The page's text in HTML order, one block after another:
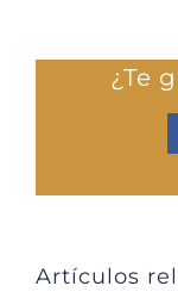
¿Te
Artículos